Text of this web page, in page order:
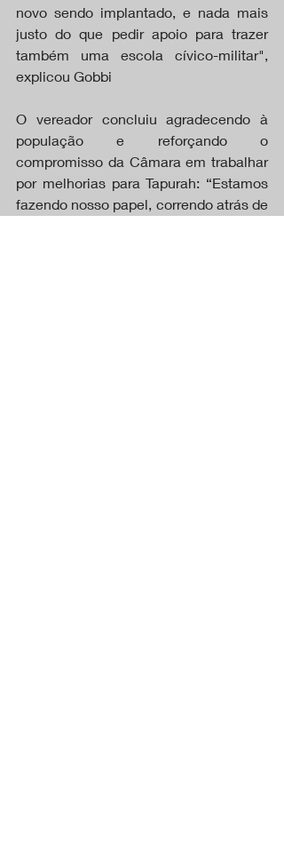
novo sendo implantado, e nada mais
justo do que pedir apoio para trazer
também uma escola cívico-militar",
explicou Gobbi
O vereador concluiu agradecendo à
população e reforçando o
compromisso da Câmara em trabalhar
por melhorias para Tapurah: “Estamos
fazendo nosso papel, correndo atrás de